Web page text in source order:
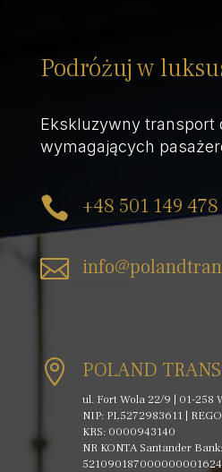
Podróżuj w
Ekskluzywny transport
wymagających
 +48 501 149 478

 POLAND
ul. Fort Wola 22/9 | 01-258
NIP: PL5272983611 |
KRS: 0000943140
NR KONTA Santander Bank: